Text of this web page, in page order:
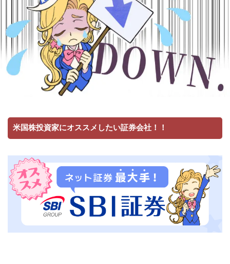
米国株投資家にオススメしたい証券会社！！